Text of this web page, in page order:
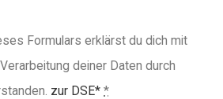
Formulars erklärst du dich mit
deiner Daten durch
zur DSE* *